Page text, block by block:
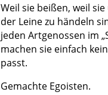
Weil sie beißen, weil
der Leine zu händeln
jeden Artgenossen im
machen sie einfach
passt.
Gemachte Egoisten.